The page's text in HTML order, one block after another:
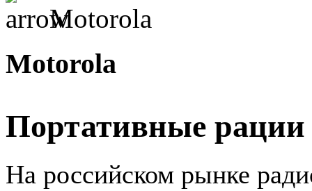
Motorola
Motorola
Портативные
На российском рынке